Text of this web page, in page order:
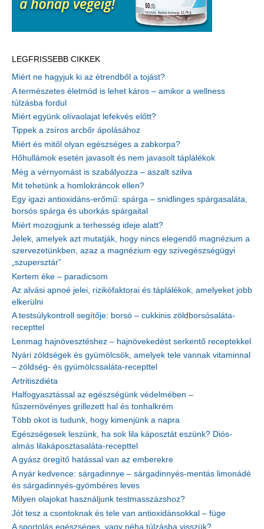
LEGFRISSEBB CIKKEK
Miért ne hagyjuk ki az étrendből a tojást?
A természetes életmód is lehet káros – amikor a wellness
túlzásba fordul
Miért együnk olívaolajat lefekvés előtt?
Tippek a zsíros arcbőr ápolásához
Miért és mitől olyan egészséges a zabkorpa?
Hőhullámok esetén javasolt és nem javasolt táplálékok
Még a vérnyomást is szabályozza – aszalt szilva
Mit tehetünk a homlokráncok ellen?
Egy igazi antioxidáns-erőmű: spárga – snidlinges spárgasaláta,
borsós spárga és uborkás spárgaital
Miért mozogjunk a terhesség ideje alatt?
Jelek, amelyek azt mutatják, hogy nincs elegendő magnézium a
szervezetünkben, azaz a magnézium egy szívegészségügyi
„szupersztár”
Kertem éke – paradicsom
Az alvási apnoé jelei, rizikófaktorai és táplálékok, amelyeket jobb
elkerülni
A testsúlykontroll segítője: borsó – cukkinis zöldborsósaláta-
recepttel
Lenmag hajnövesztéshez – hajnövekedést serkentő receptekkel
Nyári zöldségek és gyümölcsök, amelyek tele vannak vitaminnal
– zöldség- és gyümölcssaláta-recepttel
Artritiszdiéta
Halfogyasztással az egészségünk védelmében –
fűszernövényes grillezett hal és tonhalkrém
Több okot is tudunk, hogy kimenjünk a napra
Egészségesek leszünk, ha sok lila káposztát eszünk? Diós-
almás lilakáposztasaláta-recepttel
A gyász öregítő hatással van az emberekre
A nyár kedvence: sárgadinnye – sárgadinnyés-mentás limonádé
és sárgadinnyés-gyömbéres leves
Milyen olajokat használjunk testmasszázshoz?
Jót tesz a csontoknak és tele van antioxidánsokkal – füge
A sportolás egészséges, vagy néha túlzásba visszük?